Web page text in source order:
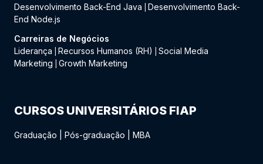
Desenvolvimento Back-End Java
Desenvolvimento Back-
End Node.js
Carreiras de Negócios
Liderança
Recursos Humanos (RH)
Social Media
Marketing
Growth Marketing
CURSOS UNIVERSITÁRIOS FIAP
Graduação Pós-graduação MBA